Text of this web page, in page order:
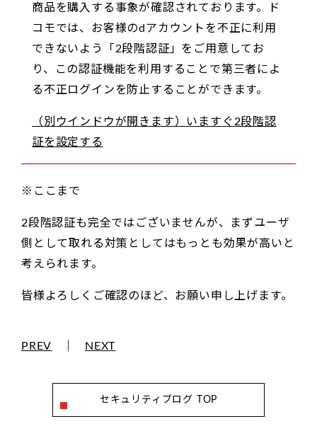
商品を購入する事象が確認されております。ド
コモでは、お客様のdアカウントを不正に利用
できないよう「2段階認証」をご用意してお
り、この認証機能を利用することで第三者によ
る不正ログインを防止することができます。
（別ウインドウが開きます）いますぐ2段階認
証を設定する
※ここまで
2段階認証も完全ではございませんが、まずユーザ
側として取れる対策としてはもっとも効果が高いと
考えられます。
皆様よろしくご確認のほど、お願い申し上げます。
PREV NEXT
セキュリティブログ TOP